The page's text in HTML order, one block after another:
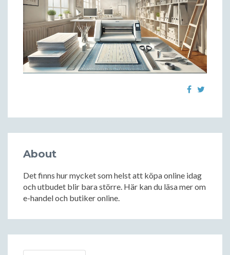
About
Det finns hur mycket som helst att köpa online idag
och utbudet blir bara större. Här kan du läsa mer om
e-handel och butiker online.